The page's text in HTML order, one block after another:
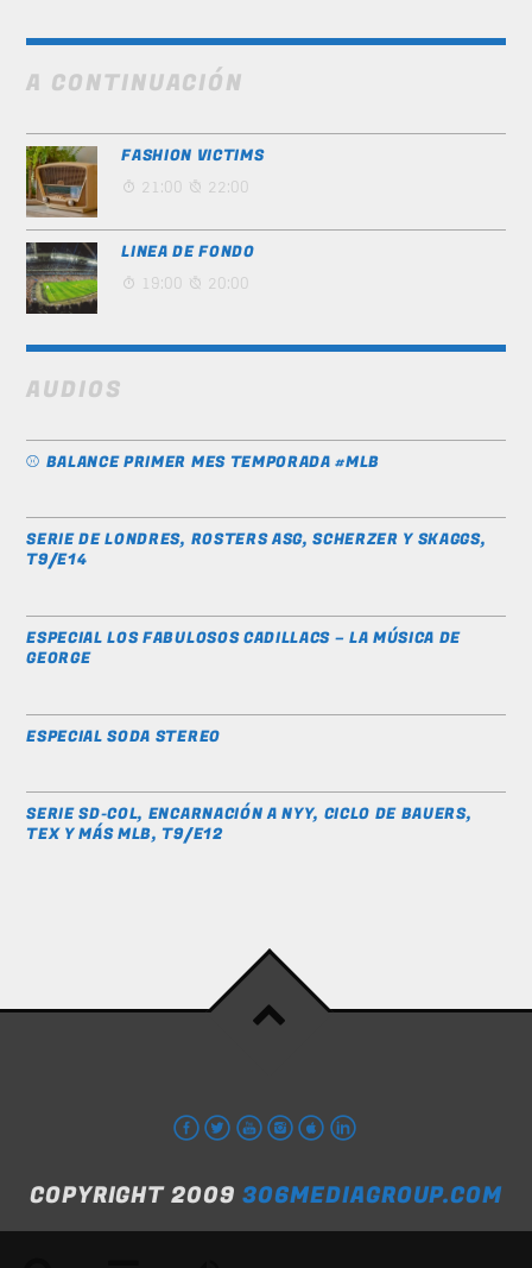
A CONTINUACIÓN
FASHION VICTIMS
21:00 22:00
LINEA DE FONDO
19:00 20:00
AUDIOS
⚾️ BALANCE PRIMER MES TEMPORADA #MLB
SERIE DE LONDRES, ROSTERS ASG, SCHERZER Y SKAGGS,
T9/E14
ESPECIAL LOS FABULOSOS CADILLACS – LA MÚSICA DE
GEORGE
ESPECIAL SODA STEREO
SERIE SD-COL, ENCARNACIÓN A NYY, CICLO DE BAUERS,
TEX Y MÁS MLB, T9/E12
COPYRIGHT 2009306MEDIAGROUP.COM